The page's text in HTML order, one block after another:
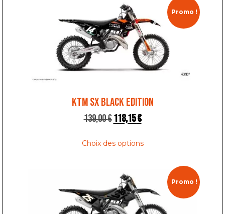
Promo !
KTM SX BLACK EDITION
139,00€118,15€
Choix des options
Promo !